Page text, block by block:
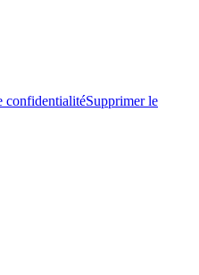
confidentialitéSupprimer le